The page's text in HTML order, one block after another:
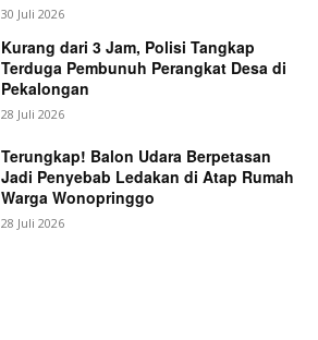
30 Juli 2026
Kurang dari 3 Jam, Polisi Tangkap
Terduga Pembunuh Perangkat Desa di
Pekalongan
28 Juli 2026
Terungkap! Balon Udara Berpetasan
Jadi Penyebab Ledakan di Atap Rumah
Warga Wonopringgo
28 Juli 2026